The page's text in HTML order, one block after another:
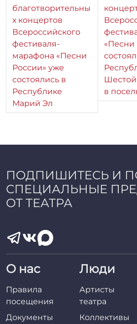
благотворительны
х концертов
Всероссийского
фестиваля-
марафона «Песни
России» уже
состоялись в
Республике
Марий Эл
«Песни
Шестой
в
ПОДПИШИТЕСЬ И
СПЕЦИАЛЬНЫЕ
ОТ ТЕАТРА
О нас
Правила
посещения
Документы
Люди
Артисты
театра
Коллективы